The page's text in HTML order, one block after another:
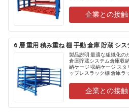
企業との接触
6 層 重用 積み重ね 棚 手動 倉庫 貯蔵 シ
製品説明 最適な組織化の
倉庫貯蔵システム倉庫収
納ケージ 収納ケージ スタ
ップレスラック棚 倉庫ラ
企業との接触